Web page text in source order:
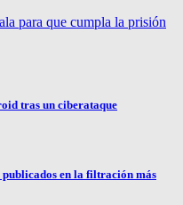
para que cumpla la prisión
tras un ciberataque
publicados en la filtración más